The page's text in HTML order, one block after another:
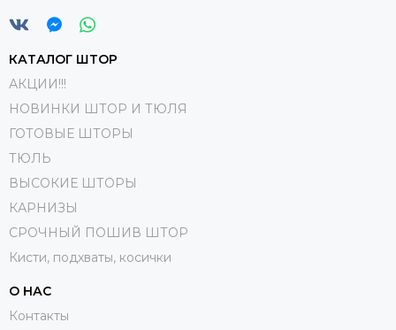
КАТАЛОГ ШТОР
АКЦИИ!!!
НОВИНКИ ШТОР И ТЮЛЯ
ГОТОВЫЕ ШТОРЫ
ТЮЛЬ
ВЫСОКИЕ ШТОРЫ
КАРНИЗЫ
СРОЧНЫЙ ПОШИВ ШТОР
Кисти, подхваты, косички
О НАС
Контакты